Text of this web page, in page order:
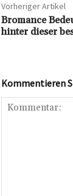
Vorheriger Artikel
Bromance
hinter dieser
Kommentieren